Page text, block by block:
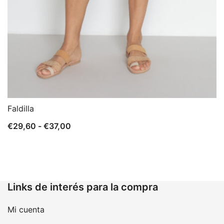
Faldilla
€29,60 - €37,00
hasta
Links de interés para la compra
Mi cuenta